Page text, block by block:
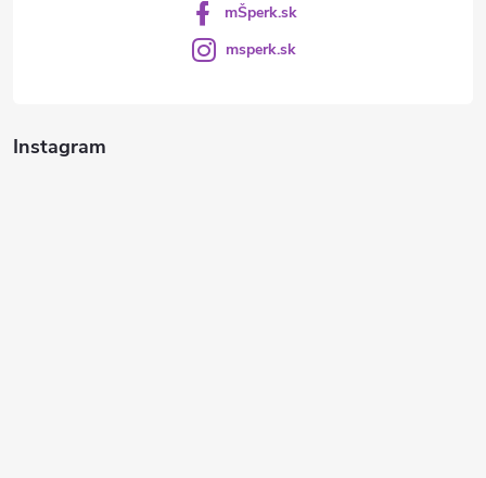
Instagram
mŠperk.sk
msperk.sk